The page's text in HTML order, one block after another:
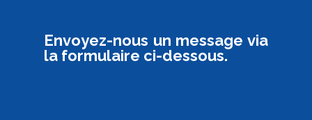
Envoyez-nous un message via
la formulaire ci-dessous.